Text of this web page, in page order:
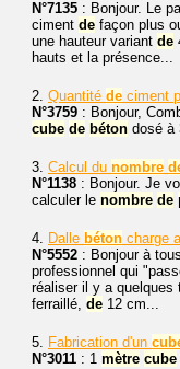
N°7135 : Bonjour. Le
ciment de façon plus
une hauteur variant de
hauts et la présence...
2. Quantité de ciment
N°3759 : Bonjour,
cube de béton dosé à
3. Calcul du nombre
N°1138 : Bonjour. Je
calculer le nombre de
4. Dalle béton charge
N°5552 : Bonjour à
professionnel qui
réaliser il y a quelques
ferraillé, de 12 cm...
5. Fabrication d'un
N°3011 : 1 mètre cube